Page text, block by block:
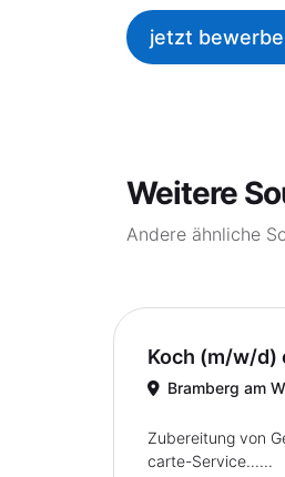
jetzt
Weitere
Andere ähnliche
Koch (m/w/d)
Bramberg am
Zubereitung von
carte-Service......